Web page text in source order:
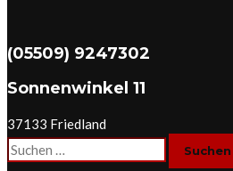
(05509) 9247302
Sonnenwinkel 11
37133 Friedland
Suchen
nach: